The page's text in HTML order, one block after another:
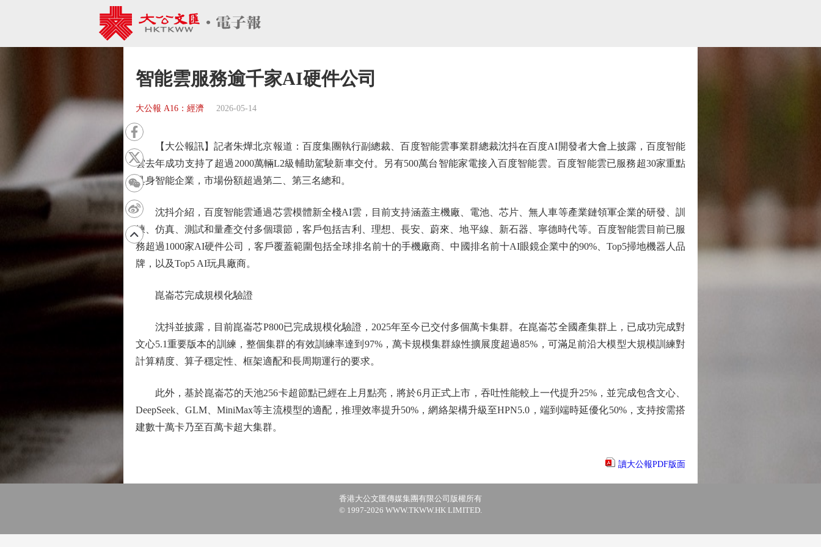
智能雲服務逾千家AI硬件公司
大公報 A16：經濟 2026-05-14
【大公報訊】記者朱燁北京報道：百度集團執行副總裁、百度智能雲事業群總裁沈抖在百度AI開發者大會上披露，百度智能
雲去年成功支持了超過2000萬輛L2級輔助駕駛新車交付。另有500萬台智能家電接入百度智能雲。百度智能雲已服務超30家重點
具身智能企業，市場份額超過第二、第三名總和。
沈抖介紹，百度智能雲通過芯雲模體新全棧AI雲，目前支持涵蓋主機廠、電池、芯片、無人車等產業鏈領軍企業的研發、訓
練、仿真、測試和量產交付多個環節，客戶包括吉利、理想、長安、蔚來、地平線、新石器、寧德時代等。百度智能雲目前已服
務超過1000家AI硬件公司，客戶覆蓋範圍包括全球排名前十的手機廠商、中國排名前十AI眼鏡企業中的90%、Top5掃地機器人品
牌，以及Top5 AI玩具廠商。
崑崙芯完成規模化驗證
沈抖並披露，目前崑崙芯P800已完成規模化驗證，2025年至今已交付多個萬卡集群。在崑崙芯全國產集群上，已成功完成對
文心5.1重要版本的訓練，整個集群的有效訓練率達到97%，萬卡規模集群線性擴展度超過85%，可滿足前沿大模型大規模訓練對
計算精度、算子穩定性、框架適配和長周期運行的要求。
此外，基於崑崙芯的天池256卡超節點已經在上月點亮，將於6月正式上市，吞吐性能較上一代提升25%，並完成包含文心、
DeepSeek、GLM、MiniMax等主流模型的適配，推理效率提升50%，網絡架構升級至HPN5.0，端到端時延優化50%，支持按需搭
建數十萬卡乃至百萬卡超大集群。
讀大公報PDF版面
香港大公文匯傳媒集團有限公司版權所有
© 1997-2026 WWW.TKWW.HK LIMITED.